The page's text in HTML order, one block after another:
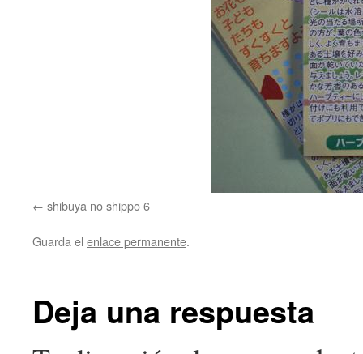
shibuya no shippo 6
Guarda el enlace permanente.
Deja una respuesta